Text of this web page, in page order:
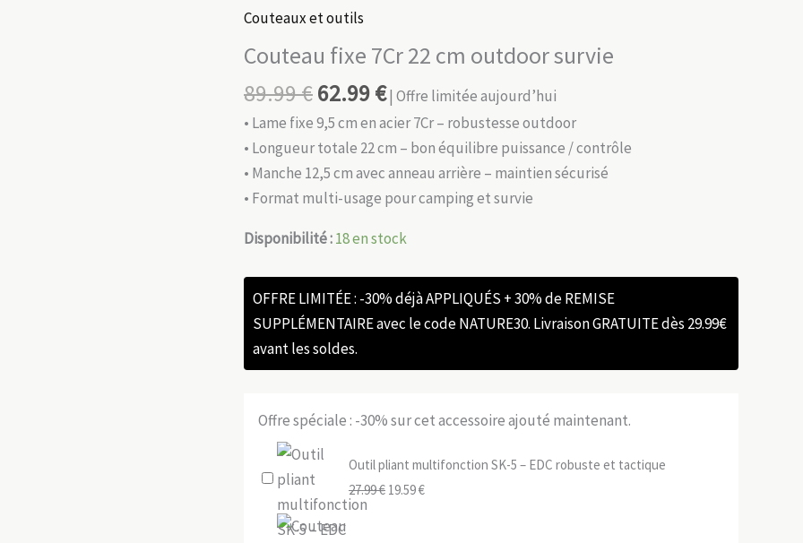
Couteaux et outils
Couteau fixe 7Cr 22 cm outdoor survie
89.99€62.99€| Offre limitée aujourd’hui
• Lame fixe 9,5 cm en acier 7Cr – robustesse outdoor
• Longueur totale 22 cm – bon équilibre puissance / contrôle
• Manche 12,5 cm avec anneau arrière – maintien sécurisé
• Format multi-usage pour camping et survie
Disponibilité :18 en stock
OFFRE LIMITÉE : -30% déjà APPLIQUÉS + 30% de REMISE
SUPPLÉMENTAIRE avec le code NATURE30. Livraison GRATUITE dès 29.99€
avant les soldes.
Offre spéciale : -30% sur cet accessoire ajouté maintenant.
Outil pliant multifonction SK-5 – EDC robuste et tactique
27.99€ Le
19.59€Le